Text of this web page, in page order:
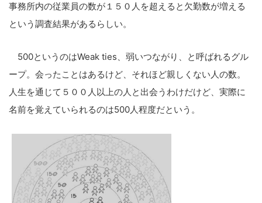
事務所内の従業員の数が１５０人を超えると欠勤数が増える
という調査結果があるらしい。
500というのはWeak ties、弱いつながり、と呼ばれるグル
ープ。会ったことはあるけど、それほど親しくない人の数。
人生を通じて５００人以上の人と出会うわけだけど、実際に
名前を覚えていられるのは500人程度だという。